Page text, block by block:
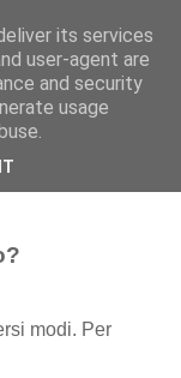
?
modi. Per
its services
user-agent are
and security
usage